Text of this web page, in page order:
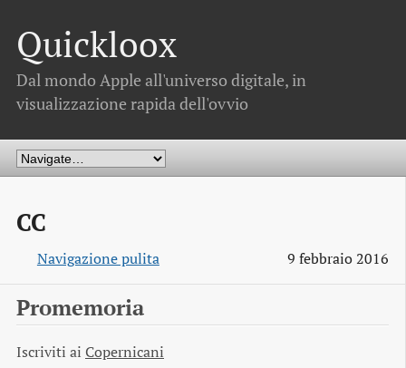
Quickloox
Dal mondo Apple all'universo digitale, in
visualizzazione rapida dell'ovvio
CC
Navigazione pulita 9 febbraio 2016
Promemoria
Iscriviti ai Copernicani